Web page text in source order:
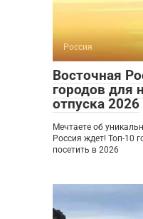
Россия
Восточная
городов для
отпуска 2026
Мечтаете об
Россия ждет! Топ-10
посетить в 2026